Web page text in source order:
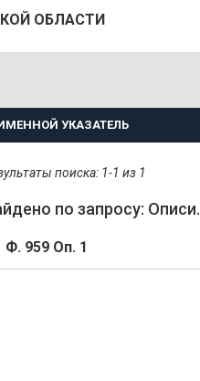
ОБЛАСТИ
УКАЗАТЕЛЬ
поиска: 1-1 из 1
по запросу: Описи.
Ф. 959 Оп. 1